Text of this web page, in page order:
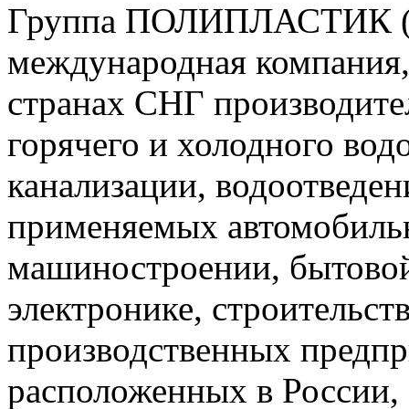
Группа ПОЛИПЛАСТИК
международная
странах СНГ
горячего и холодного
канализации,
применяемых
машиностроении,
электронике,
производственных
расположенных в